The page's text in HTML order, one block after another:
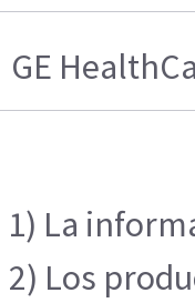
GE
1) La
2) Los